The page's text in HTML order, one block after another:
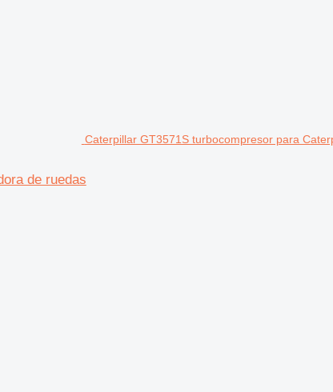
Caterpillar GT3571S turbocompresor para
de ruedas